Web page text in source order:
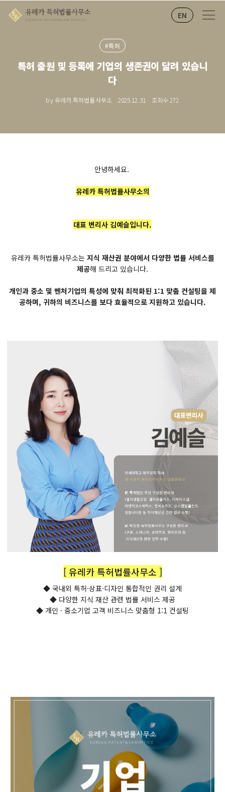
EN
#특허
특허 출원 및 등록에 기업의 생존권이 달려 있습니
다
by 유레카 특허법률사무소 2025.12.31 조회수272
안녕하세요.
유레카 특허법률사무소의
대표 변리사 김예슬입니다.
유레카 특허법률사무소는 지식 재산권 분야에서 다양한 법률 서비스를
제공해 드리고 있습니다.
개인과 중소 및 벤처기업의 특성에 맞춰 최적화된 1:1 맞춤 컨설팅을 제
공하며, 귀하의 비즈니스를 보다 효율적으로 지원하고 있습니다.
[ 유레카 특허법률사무소 ]
◆ 국내외 특허·상표·디자인 통합적인 권리 설계
◆ 다양한 지식 재산 관련 법률 서비스 제공
◆ 개인 · 중소기업 고객 비즈니스 맞춤형 1:1 컨설팅